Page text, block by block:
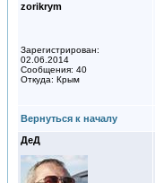
zorikrym
Зарегистрирован:
02.06.2014
Сообщения: 40
Откуда: Крым
Вернуться к началу
ДeД